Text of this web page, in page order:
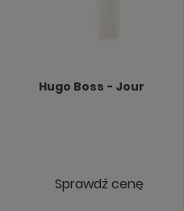
Hugo Boss - Jour
Sprawdź cenę